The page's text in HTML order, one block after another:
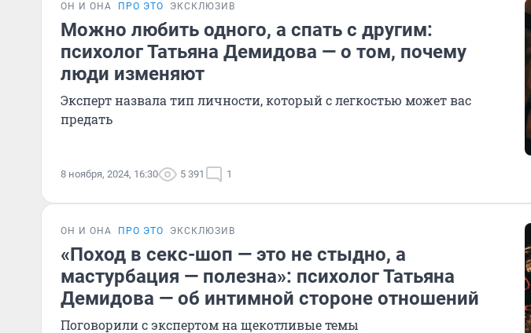
ОН И ОНА ПРО ЭТО ЭКСКЛЮЗИВ
Можно любить одного, а спать с другим:
психолог Татьяна Демидова — о том, почему
люди изменяют
Эксперт назвала тип личности, который с легкостью может вас
предать
8 ноября, 2024, 16:30 5 391 1
ОН И ОНА ПРО ЭТО ЭКСКЛЮЗИВ
«Поход в секс-шоп — это не стыдно, а
мастурбация — полезна»: психолог Татьяна
Демидова — об интимной стороне отношений
Поговорили с экспертом на щекотливые темы